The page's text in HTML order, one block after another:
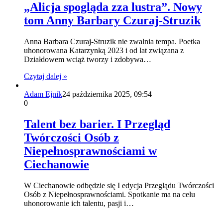
„Alicja spogląda zza lustra”. Nowy
tom Anny Barbary Czuraj-Struzik
Anna Barbara Czuraj-Struzik nie zwalnia tempa. Poetka
uhonorowana Katarzynką 2023 i od lat związana z
Działdowem wciąż tworzy i zdobywa…
Czytaj dalej »
Adam Ejnik24 października 2025, 09:54
0
Talent bez barier. I Przegląd
Twórczości Osób z
Niepełnosprawnościami w
Ciechanowie
W Ciechanowie odbędzie się I edycja Przeglądu Twórczości
Osób z Niepełnosprawnościami. Spotkanie ma na celu
uhonorowanie ich talentu, pasji i…